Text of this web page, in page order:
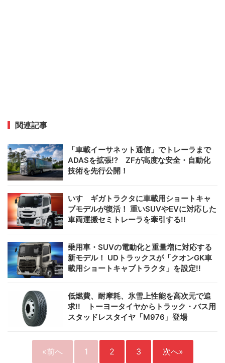
関連記事
「車載イーサネット通信」でトレーラまで
ADASを拡張!? ZFが高度な安全・自動化
技術を先行公開！
いすゞギガトラクタに車載用ショートキャ
ブモデルが復活！ 重いSUVやEVに対応した
車両運搬セミトレーラを牽引する!!
乗用車・SUVの電動化と重量増に対応する
新モデル！ UDトラックスが「クオンGK車
載用ショートキャブトラクタ」を設定!!
低燃費、耐摩耗、氷雪上性能を高次元で追
求!! トーヨータイヤからトラック・バス用
スタッドレスタイヤ「M976」登場
«前へ 1 2 3 次へ»